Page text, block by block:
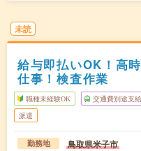
未読
給与即払いOK！高
仕事！検査作業
職種未経験OK 交通費別途支
派遣
勤務地 鳥取県米子市